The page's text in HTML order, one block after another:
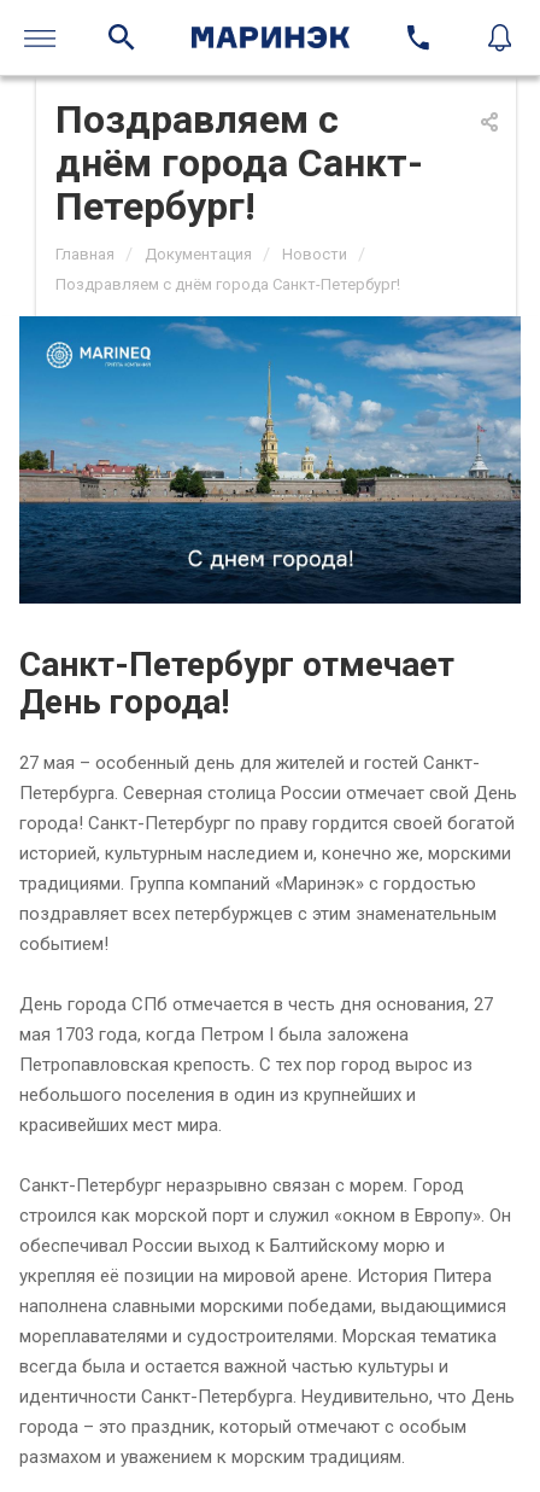
Поздравляем с
днём города Санкт-
Петербург!
Главная / Документация / Новости /
Поздравляем с днём города Санкт-Петербург!
Санкт-Петербург отмечает
День города!
27 мая – особенный день для жителей и гостей Санкт-
Петербурга. Северная столица России отмечает свой День
города! Санкт-Петербург по праву гордится своей богатой
историей, культурным наследием и, конечно же, морскими
традициями. Группа компаний «Маринэк» с гордостью
поздравляет всех петербуржцев с этим знаменательным
событием!
День города СПб отмечается в честь дня основания, 27
мая 1703 года, когда Петром I была заложена
Петропавловская крепость. С тех пор город вырос из
небольшого поселения в один из крупнейших и
красивейших мест мира.
Санкт-Петербург неразрывно связан с морем. Город
строился как морской порт и служил «окном в Европу». Он
обеспечивал России выход к Балтийскому морю и
укрепляя её позиции на мировой арене. История Питера
наполнена славными морскими победами, выдающимися
мореплавателями и судостроителями. Морская тематика
всегда была и остается важной частью культуры и
идентичности Санкт-Петербурга. Неудивительно, что День
города – это праздник, который отмечают с особым
размахом и уважением к морским традициям.